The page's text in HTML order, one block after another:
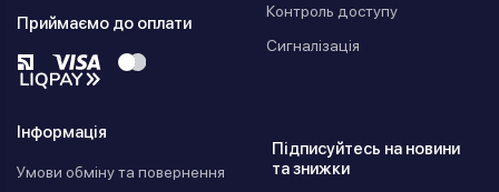
Приймаємо до оплати
Контроль доступу
Сигналізація
Інформація
Умови обміну та повернення
Підписуйтесь на новини
та знижки